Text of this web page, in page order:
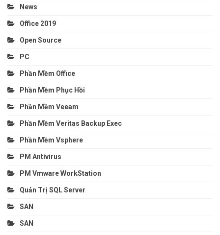
News
Office 2019
Open Source
PC
Phần Mềm Office
Phần Mềm Phục Hồi
Phần Mềm Veeam
Phần Mềm Veritas Backup Exec
Phần Mềm Vsphere
PM Antivirus
PM Vmware WorkStation
Quản Trị SQL Server
SAN
SAN